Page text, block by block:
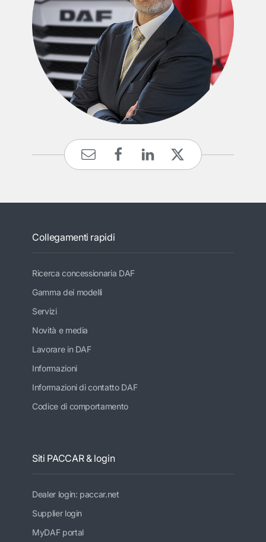
Collegamenti rapidi
Ricerca concessionaria DAF
Gamma dei modelli
Servizi
Novità e media
Lavorare in DAF
Informazioni
Informazioni di contatto DAF
Codice di comportamento
Siti PACCAR & login
Dealer login: paccar.net
Supplier login
MyDAF portal